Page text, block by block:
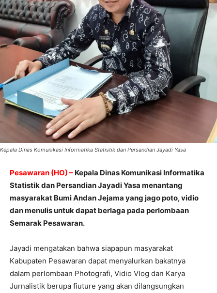
Kepala Dinas Komunikasi Informatika Statistik dan Persandian Jayadi Yasa
Pesawaran (HO) – Kepala Dinas Komunikasi Informatika
Statistik dan Persandian Jayadi Yasa menantang
masyarakat Bumi Andan Jejama yang jago poto, vidio
dan menulis untuk dapat berlaga pada perlombaan
Semarak Pesawaran.
Jayadi mengatakan bahwa siapapun masyarakat
Kabupaten Pesawaran dapat menyalurkan bakatnya
dalam perlombaan Photografi, Vidio Vlog dan Karya
Jurnalistik berupa fiuture yang akan dilangsungkan